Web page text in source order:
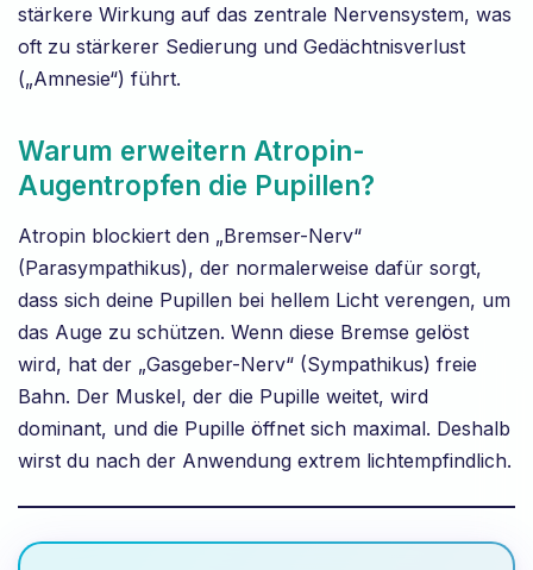
stärkere Wirkung auf das zentrale Nervensystem, was
oft zu stärkerer Sedierung und Gedächtnisverlust
(„Amnesie“) führt.
Warum erweitern Atropin-
Augentropfen die Pupillen?
Atropin blockiert den „Bremser-Nerv“
(Parasympathikus), der normalerweise dafür sorgt,
dass sich deine Pupillen bei hellem Licht verengen, um
das Auge zu schützen. Wenn diese Bremse gelöst
wird, hat der „Gasgeber-Nerv“ (Sympathikus) freie
Bahn. Der Muskel, der die Pupille weitet, wird
dominant, und die Pupille öffnet sich maximal. Deshalb
wirst du nach der Anwendung extrem lichtempfindlich.